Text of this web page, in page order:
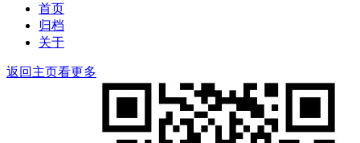
首页
归档
关于
返回主页看更多